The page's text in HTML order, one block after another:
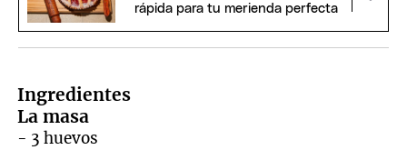
rápida para tu merienda perfecta
Ingredientes
La masa
- 3 huevos